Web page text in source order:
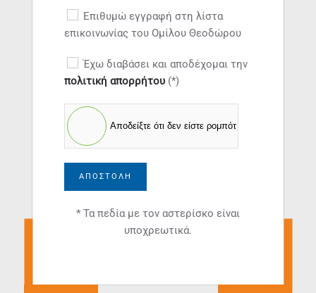
Επιθυμώ εγγραφή στη λίστα
επικοινωνίας του Ομίλου Θεοδώρου
Έχω διαβάσει και αποδέχομαι την
πολιτική απορρήτου (*)
Αποδείξτε ότι δεν είστε ρομπότ
ΑΠΟΣΤΟΛΉ
* Τα πεδία με τον αστερίσκο είναι
υποχρεωτικά.